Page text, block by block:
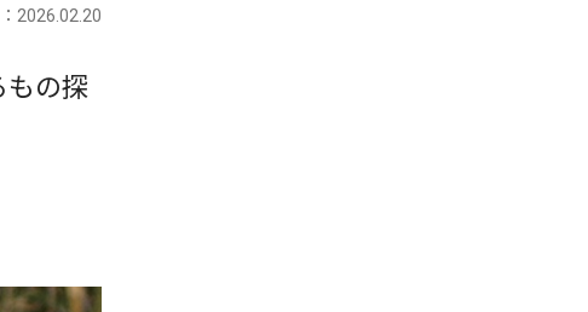
2026.02.20
もの探